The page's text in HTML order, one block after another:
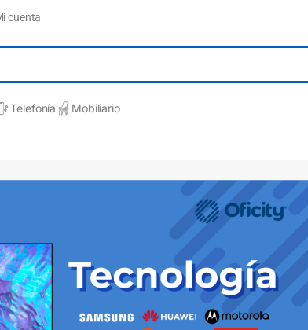
cuenta
Telefonía Mobiliario